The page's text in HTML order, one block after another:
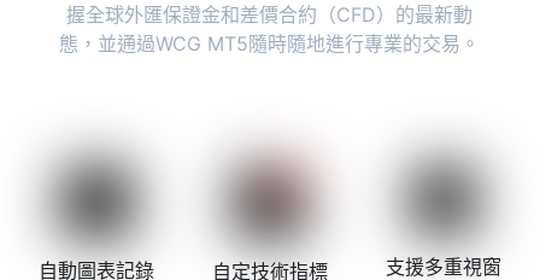
握全球外匯保證金和差價合約（CFD）的最新動
態，並通過WCG MT5隨時隨地進行專業的交易。
自動圖表記錄 自定技術指標 支援多重視窗